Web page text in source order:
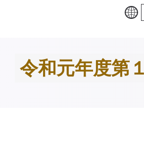
令和元年度第